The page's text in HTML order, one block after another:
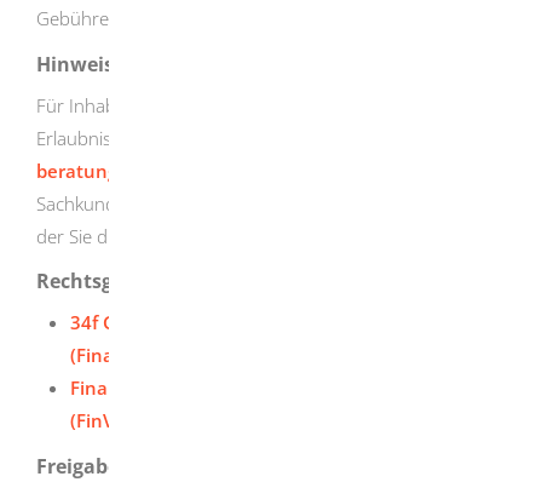
Gebühren. Erkundigen Sie sich bei Ihrer IHK.
Hinweise
Für Inhaber und Inhaberinnen von 34d/34e-GewO-
Erlaubnissen (
beratung
Sachkundeprüfung. Erkundigen Sie sich bei der IHK, vor
der Sie die Prüfung ablegen möchten.
Rechtsgrundlage
34f Gewerbeordnung (GewO)
(Finanzanlagenvermittler)
Finanzanlagenvermittlungsverordnung
(FinVermV)
Freigabevermerk